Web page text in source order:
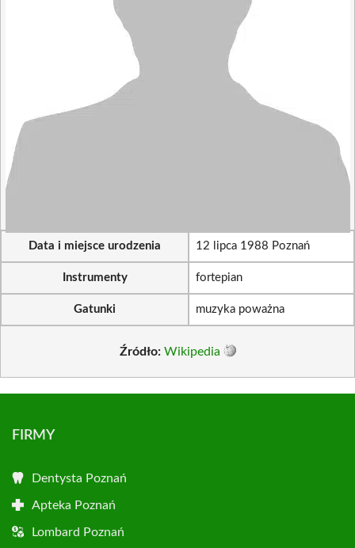
Data i miejsce urodzenia 12 lipca 1988 Poznań
Instrumenty fortepian
Gatunki muzyka poważna
Źródło: Wikipedia
FIRMY
Dentysta Poznań
Apteka Poznań
Lombard Poznań